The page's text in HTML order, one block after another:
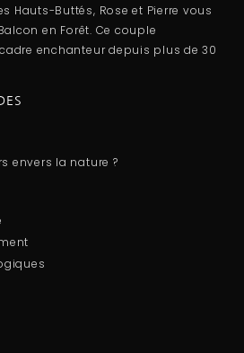
Hauts-Buttés, Rose et Pierre vous
en Forêt. Ce couple
enchanteur depuis plus de 30
envers la nature ?